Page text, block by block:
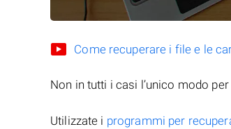
Come recuperare i file e le
Non in tutti i casi l’unico modo
Utilizzate i programmi per